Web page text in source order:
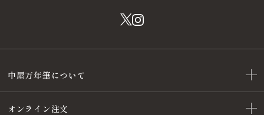
中屋万年筆について
オンライン注文